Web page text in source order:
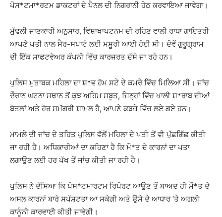
ਪੋਸ*ਟਮਾ*ਰਟਮ ਡਾਕਟਰਾਂ ਦੇ ਪੈਨਲ ਦੀ ਨਿਗਰਾਨੀ ਹੇਠ ਕਰਵਾਇਆ ਜਾਵੇਗਾ।
ਮੁੱਢਲੀ ਜਾਣਕਾਰੀ ਅਨੁਸਾਰ, ਵਿਸ਼ਾਖਾਪਟਨਮ ਦੀ ਰਹਿਣ ਵਾਲੀ ਰਾਧਾ ਗਾਇਤਰੀ
ਆਪਣੇ ਪਤੀ ਨਾਲ ਸੈਰ-ਸਪਾਟੇ ਲਈ ਮਸੂਰੀ ਆਈ ਹੋਈ ਸੀ। ਦੋਵੇਂ ਗੁਰੂਗ੍ਰਾਮ
ਦੀ ਇੱਕ ਸਾਫਟਵੇਅਰ ਕੰਪਨੀ ਵਿੱਚ ਕਾਰਜਰਤ ਦੱਸੇ ਜਾ ਰਹੇ ਹਨ।
ਪੁਲਿਸ ਮੁਤਾਬਕ ਮਹਿਲਾ ਦਾ ਸ਼*ਵ ਹੋਮ ਸਟੇ ਦੇ ਕਮਰੇ ਵਿੱਚ ਮਿਲਿਆ ਸੀ। ਜਾਂਚ
ਦੌਰਾਨ ਘਟਨਾ ਸਥਾਨ ਤੋਂ ਕੁਝ ਅਹਿਮ ਸਬੂਤ, ਜਿਨ੍ਹਾਂ ਵਿੱਚ ਖਾਲੀ ਸ਼*ਰਾਬ ਦੀਆਂ
ਬੋਤਲਾਂ ਅਤੇ ਹੋਰ ਸਮੱਗਰੀ ਸ਼ਾਮਲ ਹੈ, ਆਪਣੇ ਕਬਜ਼ੇ ਵਿੱਚ ਲਏ ਗਏ ਹਨ।
ਮਾਮਲੇ ਦੀ ਜਾਂਚ ਦੇ ਤਹਿਤ ਪੁਲਿਸ ਵੱਲੋਂ ਮਹਿਲਾ ਦੇ ਪਤੀ ਤੋਂ ਵੀ ਪੁੱਛਗਿੱਛ ਕੀਤੀ
ਜਾ ਰਹੀ ਹੈ। ਅਧਿਕਾਰੀਆਂ ਦਾ ਕਹਿਣਾ ਹੈ ਕਿ ਮੌ*ਤ ਦੇ ਕਾਰਨਾਂ ਦਾ ਪਤਾ
ਲਗਾਉਣ ਲਈ ਹਰ ਪੱਖ ਤੋਂ ਜਾਂਚ ਕੀਤੀ ਜਾ ਰਹੀ ਹੈ।
ਪੁਲਿਸ ਨੇ ਦੱਸਿਆ ਕਿ ਪੋਸ*ਟਮਾਰਟਮ ਰਿਪੋਰਟ ਆਉਣ ਤੋਂ ਬਾਅਦ ਹੀ ਮੌ*ਤ ਦੇ
ਅਸਲ ਕਾਰਨਾਂ ਬਾਰੇ ਸਪੱਸ਼ਟਤਾ ਆ ਸਕੇਗੀ ਅਤੇ ਉਸੇ ਦੇ ਆਧਾਰ ‘ਤੇ ਅਗਲੀ
ਕਾਨੂੰਨੀ ਕਾਰਵਾਈ ਕੀਤੀ ਜਾਵੇਗੀ।